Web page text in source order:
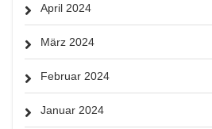
April 2024
März 2024
Februar 2024
Januar 2024